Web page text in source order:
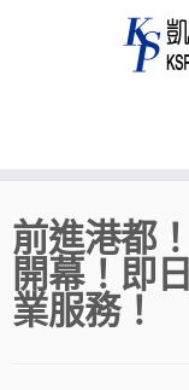
to
content
前進港都
開幕！即
業服務！